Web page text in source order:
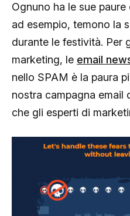
Ognuno ha le sue
ad esempio, temono la
durante le festività. Per
marketing, le email
nello SPAM è la paura
nostra campagna email
che gli esperti di